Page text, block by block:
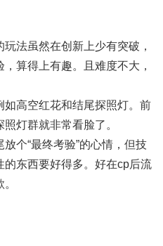
法虽然在创新上少有突破，
算得上有趣。且难度不大，
高空红花和结尾探照灯。前
灯群就非常看脸了。
个“最终考验”的心情，但技
东西要好得多。好在cp后流